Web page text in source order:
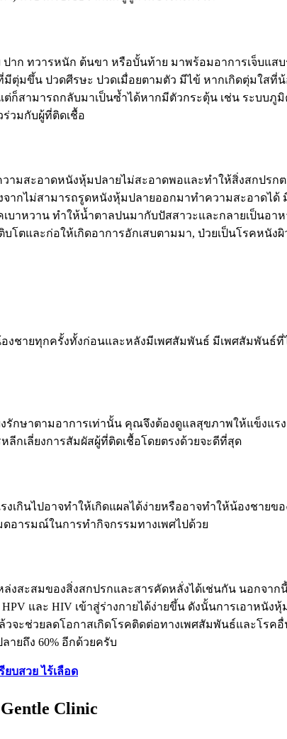
ก ทวารหนัก ต้นขา หรือบั้นท้าย มาพร้อมอาการเจ็บแสบ
มีตุ่มขึ้น ปวดศีรษะ ปวดเมื่อยตามตัว มีไข้ หากเกิดตุ่มใส
ก็สามารถกลับมาเป็นซ้ำได้หากมีตัวกระตุ้น เช่น ระบบ
วมกับผู้ที่ติดเชื้อ
ามสะอาดหนังหุ้มปลายไม่สะอาดพอและทำให้สิ่งสกปร
ากไม่สามารถรูดหนังหุ้มปลายออกมาทำความสะอาดไ
าหวาน ทำให้น้ำตาลปนมากับปัสสาวะและกลายเป็นอา
ตและก่อให้เกิดอาการอักเสบตามมา, ป่วยเป็นโรคหนังผิ
ชายทุกครั้งทั้งก่อนและหลังมีเพศสัมพันธ์ มีเพศสัมพันธ์
กษาตามอาการเท่านั้น คุณจึงต้องดูแลสุขภาพให้แข็งแ
ลีกเลี่ยงการสัมผัสผู้ที่ติดเชื้อโดยตรงด้วยจะดีที่สุด
นไปอาจทำให้เกิดแผลได้ง่ายหรืออาจทำให้น้องชายข
อารมณ์ในการทำกิจกรรมทางเพศไปด้วย
ะสมของสิ่งสกปรกและสารคัดหลั่งได้เช่นกัน นอกจากนี้
และ HIV เข้าสู่ร่างกายได้ง่ายขึ้น ดังนั้นการเอาหนั
ะช่วยลดโอกาสเกิดโรคติดต่อทางเพศสัมพันธ์และโรคอื่
ายถึง 60% อีกด้วยครับ
บสวย ไร้เลือด
Clinic